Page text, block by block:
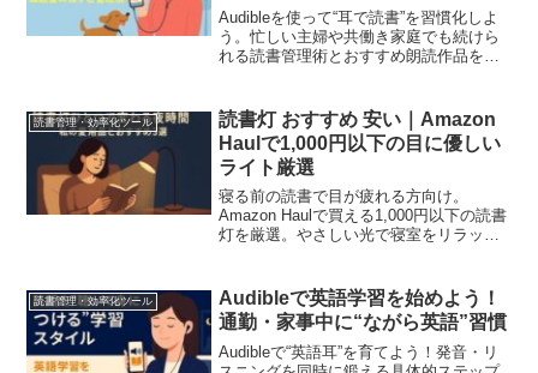
Audibleを使って“耳で読書”を習慣化しよ
う。忙しい主婦や共働き家庭でも続けら
れる読書管理術とおすすめ朗読作品を紹
読書管理・効率化ツール
読書灯 おすすめ 安い｜Amazon
Haulで1,000円以下の目に優しい
ライト厳選
寝る前の読書で目が疲れる方向け。
Amazon Haulで買える1,000円以下の読書
灯を厳選。やさしい光で寝室をリラック
読書管理・効率化ツール
Audibleで英語学習を始めよう！
通勤・家事中に“ながら英語”習慣
Audibleで“英語耳”を育てよう！発音・リ